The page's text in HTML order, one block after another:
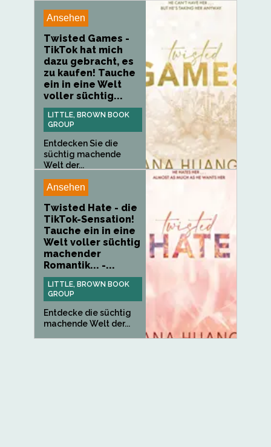
Ansehen
Twisted Games -
TikTok hat mich
dazu gebracht, es
zu kaufen! Tauche
ein in eine Welt
voller süchtig...
LITTLE, BROWN BOOK
GROUP
Entdecken Sie die
süchtig machende
Welt der...
Ansehen
Twisted Hate - die
TikTok-Sensation!
Tauche ein in eine
Welt voller süchtig
machender
Romantik... -...
LITTLE, BROWN BOOK
GROUP
Entdecke die süchtig
machende Welt der...